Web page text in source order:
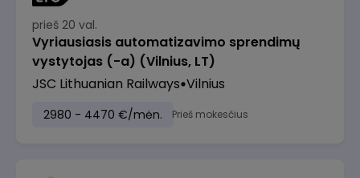
prieš 20 val.
Vyriausiasis automatizavimo sprendimų
vystytojas (-a) (Vilnius, LT)
JSC Lithuanian Railways Vilnius
2980 - 4470 €/mėn. Prieš mokesčius